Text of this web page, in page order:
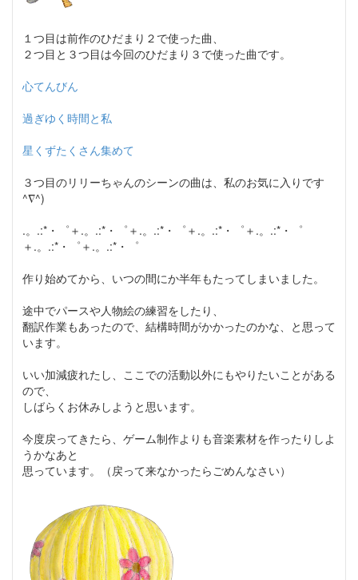
１つ目は前作のひだまり２で使った曲、
２つ目と３つ目は今回のひだまり３で使った曲です。
心てんびん
過ぎゆく時間と私
星くずたくさん集めて
３つ目のリリーちゃんのシーンの曲は、私のお気に入りです
^∇^)
.。.:*・゜＋.。.:*・゜＋.。.:*・゜＋.。.:*・゜＋.。.:*・゜
＋.。.:*・゜＋.。.:*・゜
作り始めてから、いつの間にか半年もたってしまいました。
途中でパースや人物絵の練習をしたり、
翻訳作業もあったので、結構時間がかかったのかな、と思って
います。
いい加減疲れたし、ここでの活動以外にもやりたいことがある
ので、
しばらくお休みしようと思います。
今度戻ってきたら、ゲーム制作よりも音楽素材を作ったりしよ
うかなあと
思っています。（戻って来なかったらごめんなさい）